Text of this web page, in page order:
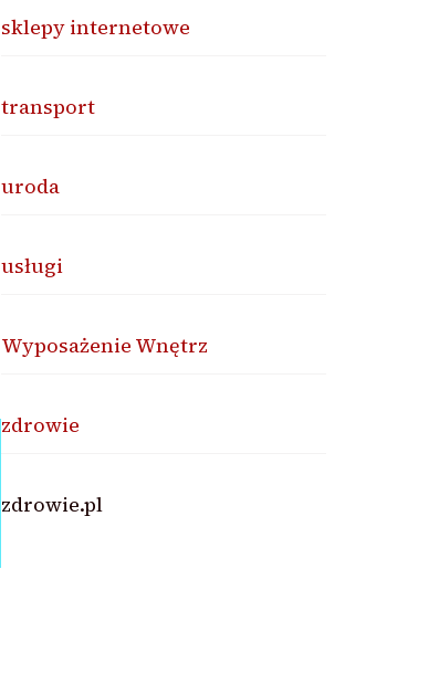
sklepy internetowe
transport
uroda
usługi
Wyposażenie Wnętrz
zdrowie
zdrowie.pl